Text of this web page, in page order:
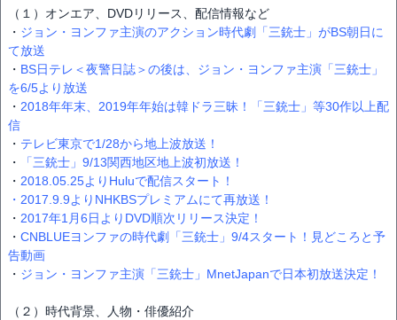
（１）オンエア、DVDリリース、配信情報など
・ ジョン・ヨンファ主演のアクション時代劇「三銃士」がBS朝日に
て放送
・ BS日テレ＜夜警日誌＞の後は、ジョン・ヨンファ主演「三銃士」
を6/5より放送
・ 2018年年末、2019年年始は韓ドラ三昧！「三銃士」等30作以上配
信
・ テレビ東京で1/28から地上波放送！
・
「三銃士」9/13関西地区地上波初放送！
・ 2018.05.25よりHuluで配信スタート！
・ 2017.9.9よりNHKBSプレミアムにて再放送！
・ 2017年1月6日よりDVD順次リリース決定！
・ CNBLUEヨンファの時代劇「三銃士」9/4スタート！見どころと予
告動画
・ ジョン・ヨンファ主演「三銃士」MnetJapanで日本初放送決定！
（２）時代背景、人物・俳優紹介